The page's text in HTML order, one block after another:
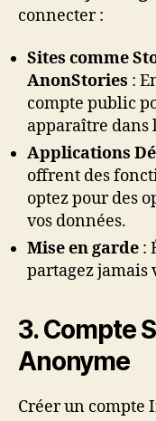
connecter :
Sites comme
AnonStories :
compte public
apparaître dans
Applications
offrent des
optez pour des
vos données.
Mise en garde :
partagez jamais
3. Compte
Anonyme
Créer un compte